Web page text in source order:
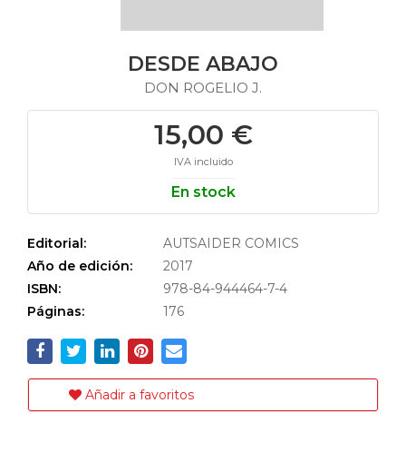
DESDE ABAJO
DON ROGELIO J.
15,00 €
IVA incluido
En stock
Editorial:
AUTSAIDER COMICS
Año de edición:
2017
ISBN:
978-84-944464-7-4
Páginas:
176
Añadir a favoritos